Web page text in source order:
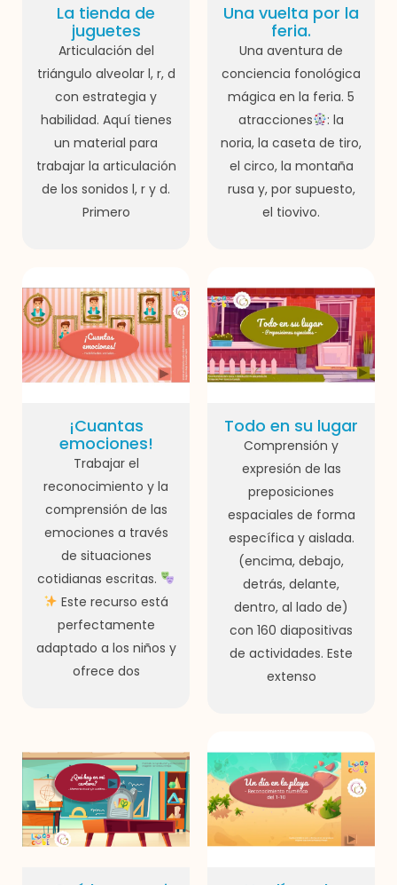
La tienda de
juguetes
Articulación del
triángulo alveolar l, r, d
con estrategia y
habilidad. Aquí tienes
un material para
trabajar la articulación
de los sonidos l, r y d.
Primero
Una vuelta por la
feria.
Una aventura de
conciencia fonológica
mágica en la feria. 5
atracciones
: la
noria, la caseta de tiro,
el circo, la montaña
rusa y, por supuesto,
el tiovivo.
¡Cuantas
emociones!
Trabajar el
reconocimiento y la
comprensión de las
emociones a través
de situaciones
cotidianas escritas.
Este recurso está
perfectamente
adaptado a los niños y
ofrece dos
Todo en su lugar
Comprensión y
expresión de las
preposiciones
espaciales de forma
específica y aislada.
(encima, debajo,
detrás, delante,
dentro, al lado de)
con 160 diapositivas
de actividades. Este
extenso